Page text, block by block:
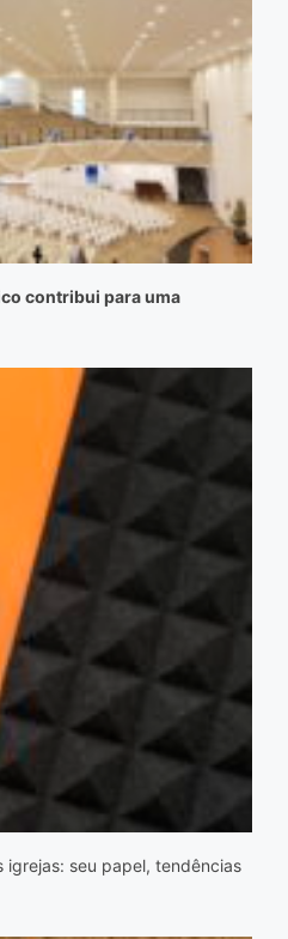
contribui para uma
seu papel, tendências